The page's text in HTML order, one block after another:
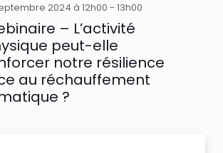
2024 à 12h00 -13h00
– L’activité
peut-elle
notre résilience
au réchauffement
?